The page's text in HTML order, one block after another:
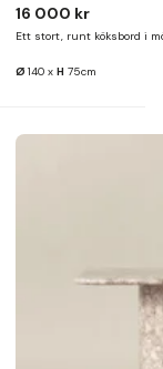
16 000 kr
Ett stort, runt köksbord i
Ø 140 x H 75cm